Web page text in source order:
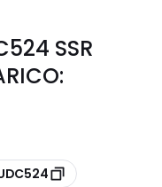
SSR